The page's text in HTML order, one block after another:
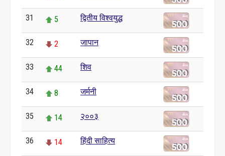
31 5 द्वितीय विश्वयुद्ध
32 2 जापान
33 44 शिव
34 8 जर्मनी
35 14 २००३
36 14 हिंदी साहित्य